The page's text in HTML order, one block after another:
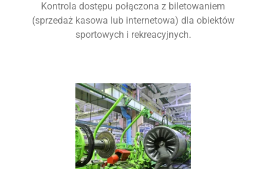
Kontrola dostępu połączona z biletowaniem
(sprzedaż kasowa lub internetowa) dla obiektów
sportowych i rekreacyjnych.